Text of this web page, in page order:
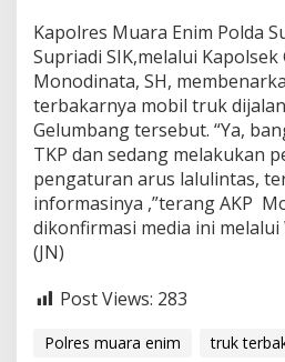
Kapolres Muara Enim Polda
Supriadi SIK,melalui Kapolsek
Monodinata, SH,
terbakarnya mobil truk
Gelumbang tersebut. “Ya,
TKP dan sedang melakukan
pengaturan arus lalulintas,
informasinya ,”terang AKP
dikonfirmasi media ini melalui
(JN)
Post Views: 283
Polres muara enim truk